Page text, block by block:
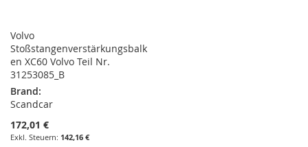
Volvo
Stoßstangenverstärkungsbalk
en XC60 Volvo Teil Nr.
31253085_B
Brand:
Scandcar
172,01 €
142,16 €